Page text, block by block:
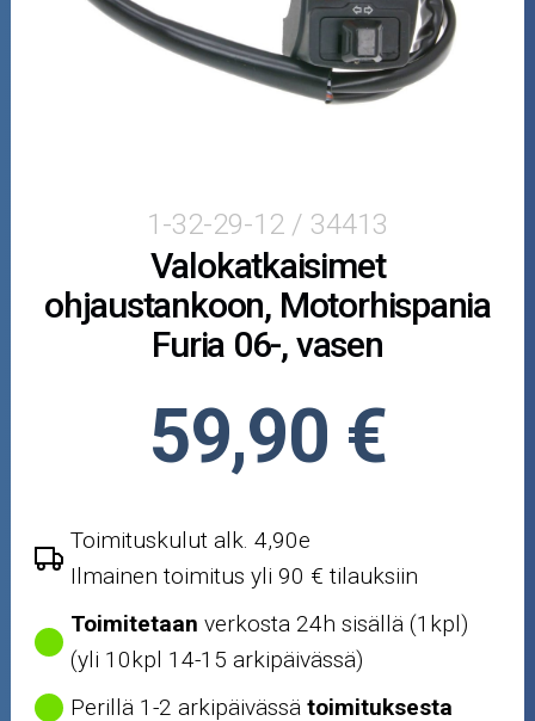
Puutarha ja metsä
Öljyt ja kemikaalit
Työkalut
1-32-29-12 / 34413
Valokatkaisimet
ohjaustankoon, Motorhispania
Furia 06-, vasen
59,90 €
Toimituskulut alk. 4,90e
Ilmainen toimitus yli 90 € tilauksiin
Toimitetaan verkosta 24h sisällä (1kpl)
(yli 10kpl 14-15 arkipäivässä)
Perillä 1-2 arkipäivässätoimituksesta